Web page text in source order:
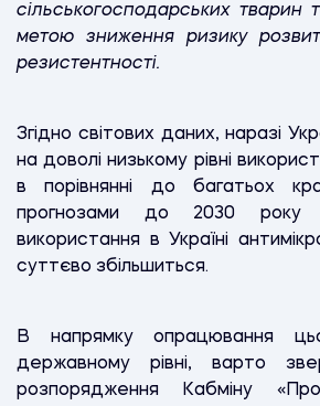
сільськогосподарських тварин
метою зниження ризику
резистентності.
Згідно світових даних, наразі
на доволі низькому рівні
в порівнянні до багатьох
прогнозами до 2030 року
використання в Україні
суттєво збільшиться.
В напрямку опрацювання
державному рівні, варто
розпорядження Кабміну